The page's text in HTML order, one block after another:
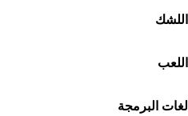
اللشك
اللعب
لغات البرمجة